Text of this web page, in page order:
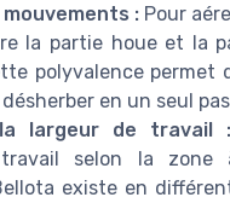
:Pour
la partie houe et la
polyvalence permet
en un seul
largeur de travail :
selon la zone
existe en